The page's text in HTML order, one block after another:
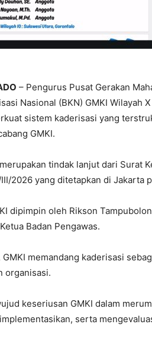
– Pengurus Pusat Gerakan
Nasional (BKN) GMKI Wilayah
sistem kaderisasi yang
GMKI.
tindak lanjut dari Surat
2026 yang ditetapkan di Jakarta
dipimpin oleh Rikson
Badan Pengawas.
memandang kaderisasi
organisasi.
keseriusan GMKI dalam
serta